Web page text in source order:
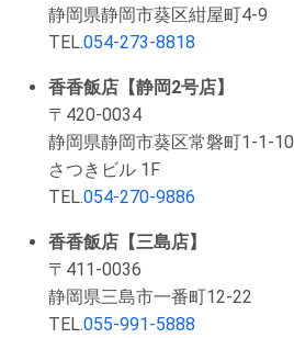
静岡県静岡市葵区紺屋町4-9
TEL.054-273-8818
香香飯店【静岡2号店】
〒420-0034
静岡県静岡市葵区常磐町1-1-10
さつきビル 1F
TEL.054-270-9886
香香飯店【三島店】
〒411-0036
静岡県三島市一番町12-22
TEL.055-991-5888